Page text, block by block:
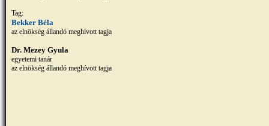
Tag:
Bekker Béla
az elnökség állandó meghívott tagja
Dr. Mezey Gyula
egyetemi tanár
az elnökség állandó meghívott tagja